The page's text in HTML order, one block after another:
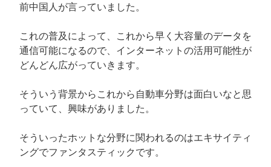
前中国人が言っていました。
これの普及によって、これから早く大容量のデータを
通信可能になるので、インターネットの活用可能性が
どんどん広がっていきます。
そういう背景からこれから自動車分野は面白いなと思
っていて、興味がありました。
そういったホットな分野に関われるのはエキサイティ
ングでファンタスティックです。